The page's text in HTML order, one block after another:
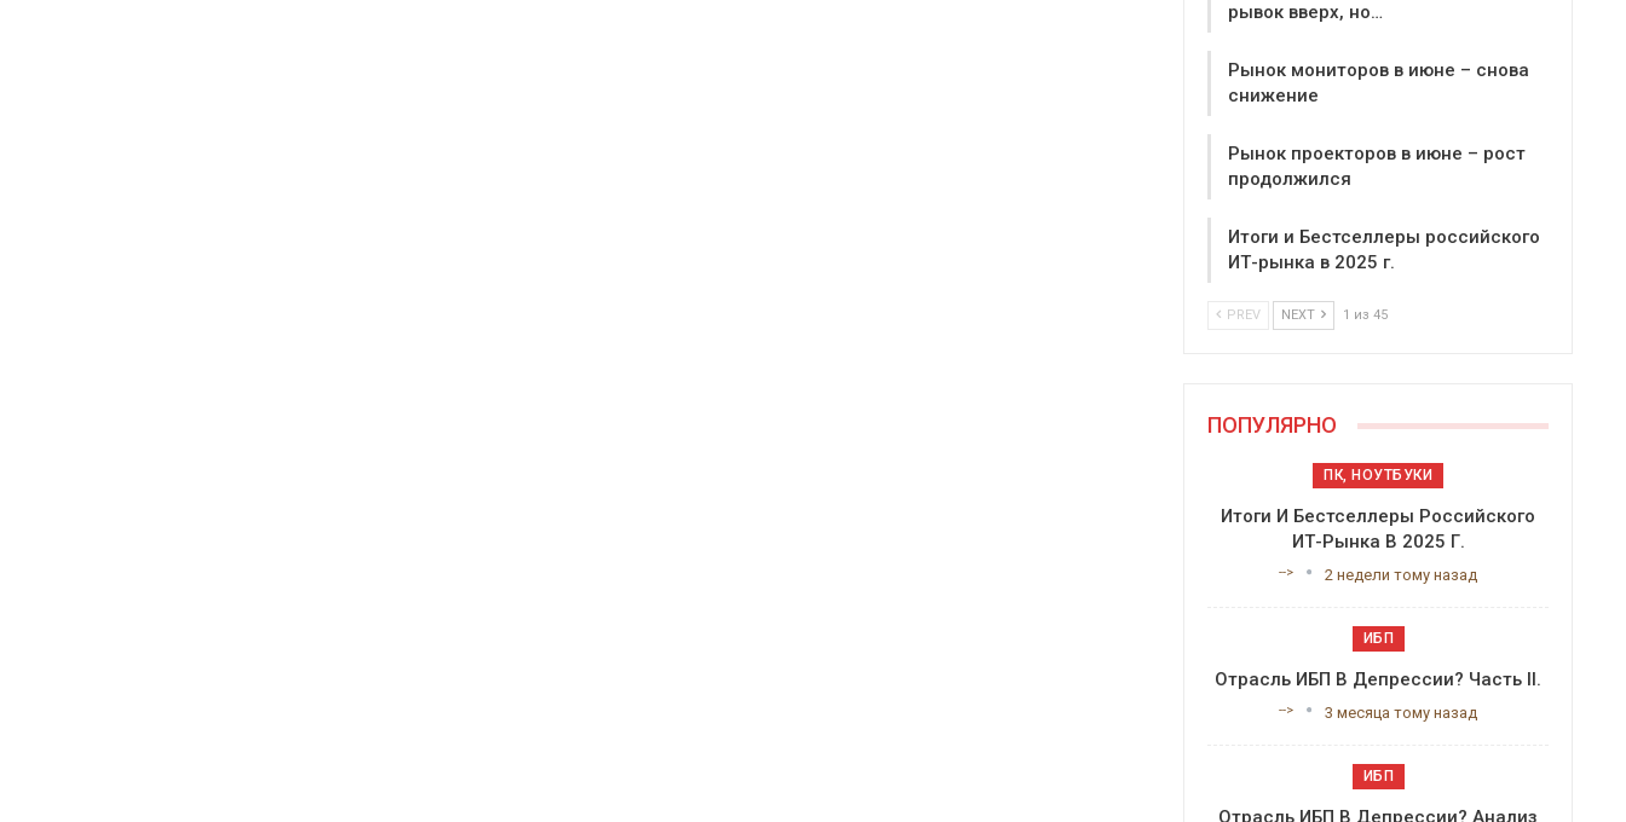
рывок вверх, но…
Рынок мониторов в июне – снова
снижение
Рынок проекторов в июне – рост
продолжился
Итоги и Бестселлеры российского
ИТ-рынка в 2025 г.
PREV NEXT 1 из 45
ПОПУЛЯРНО
ПК, НОУТБУКИ
Итоги И Бестселлеры Российского
ИТ-Рынка В 2025 Г.
--> 2 недели тому назад
ИБП
Отрасль ИБП В Депрессии? Часть II.
--> 3 месяца тому назад
ИБП
Отрасль ИБП В Депрессии? Анализ